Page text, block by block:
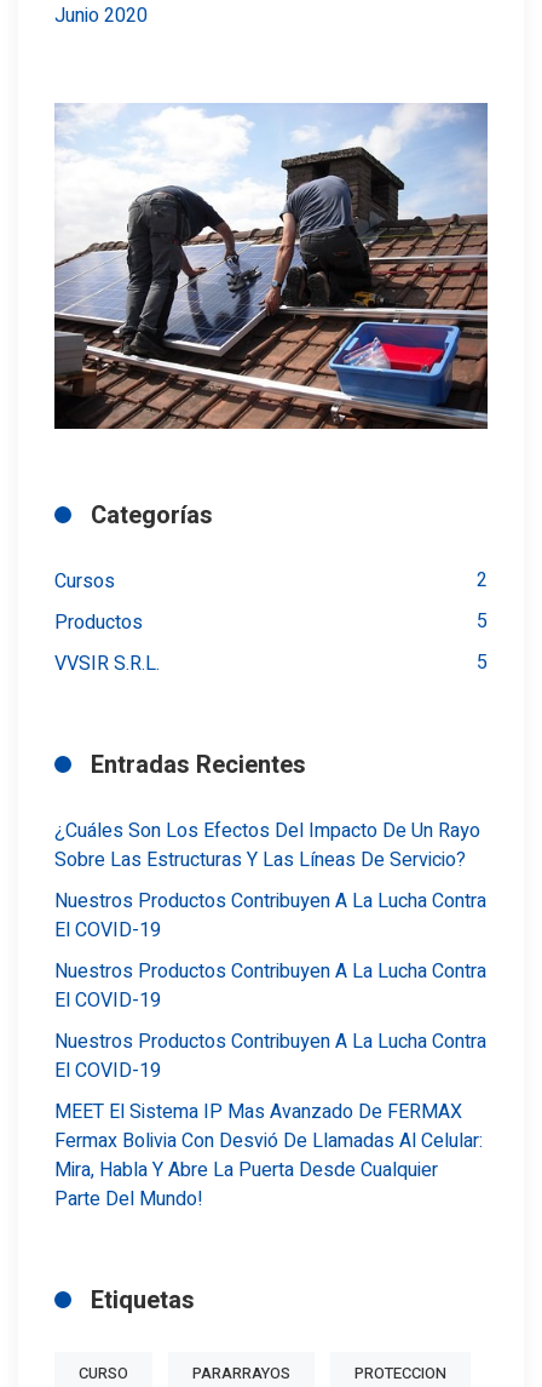
Junio 2020
Categorías
Cursos
2
Productos
5
VVSIR S.R.L.
5
Entradas Recientes
¿Cuáles Son Los Efectos Del Impacto De Un Rayo
Sobre Las Estructuras Y Las Líneas De Servicio?
Nuestros Productos Contribuyen A La Lucha Contra
El COVID-19
Nuestros Productos Contribuyen A La Lucha Contra
El COVID-19
Nuestros Productos Contribuyen A La Lucha Contra
El COVID-19
MEET El Sistema IP Mas Avanzado De FERMAX
Fermax Bolivia Con Desvió De Llamadas Al Celular:
Mira, Habla Y Abre La Puerta Desde Cualquier
Parte Del Mundo!
Etiquetas
CURSO PARARRAYOS PROTECCION